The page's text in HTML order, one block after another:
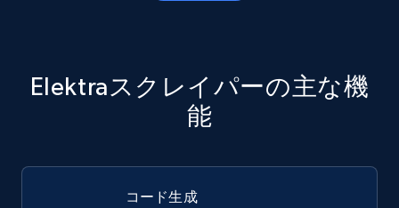
price, Currency, Availability, Reviews count, and
Elektraスクレイパーの主な機
能
コード生成